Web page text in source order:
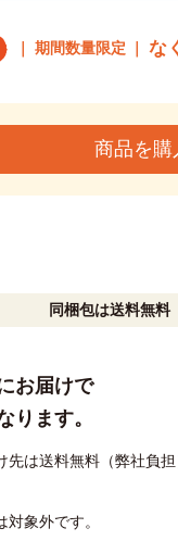
期間数量限定 な
商品を購
同梱包は送料無料
お届けで
ります。
先は送料無料（弊社負担
象外です。